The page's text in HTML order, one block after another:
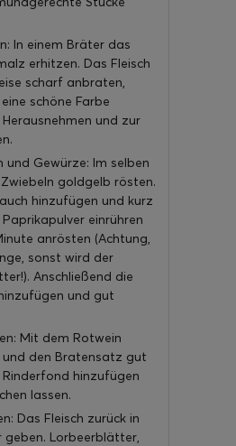
In einem Bräter das
erhitzen. Das Fleisch
scharf anbraten,
schöne Farbe
und zur
und Gewürze: Im selben
goldgelb rösten.
hinzufügen und kurz
einrühren
anrösten (Achtung,
sonst wird der
Anschließend die
und gut
Mit dem Rotwein
und den Bratensatz gut
Rinderfond hinzufügen
lassen.
Das Fleisch zurück in
geben. Lorbeerblätter,